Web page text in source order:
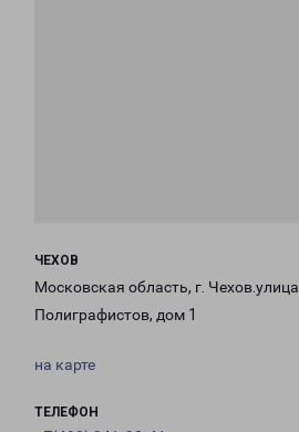
ЧЕХОВ
Московская область, г. Чехов.улица
Полиграфистов, дом 1
на карте
ТЕЛЕФОН